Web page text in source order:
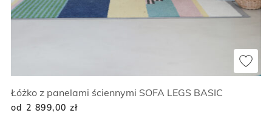
Łóżko z panelami ściennymi SOFA LEGS BASIC
od 2 899,00 zł